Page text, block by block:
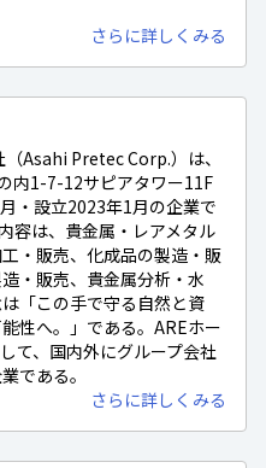
さらに詳しくみる
Asahi Pretec Corp.）は、
内1-7-12サピアタワー11F
・設立2023年1月の企業で
容は、貴金属・レアメタル
・販売、化成品の製造・販
・販売、貴金属分析・水
「この手で守る自然と資
性へ。」である。AREホー
て、国内外にグループ会社
である。
さらに詳しくみる